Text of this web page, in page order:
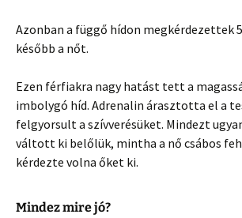
Azonban a függő hídon megkérdezettek
később a nőt.
Ezen férfiakra nagy hatást tett a
imbolygó híd. Adrenalin árasztotta el a
felgyorsult a szívverésüket. Mindezt
váltott ki belőlük, mintha a nő csábos
kérdezte volna őket ki.
Mindez mire jó?